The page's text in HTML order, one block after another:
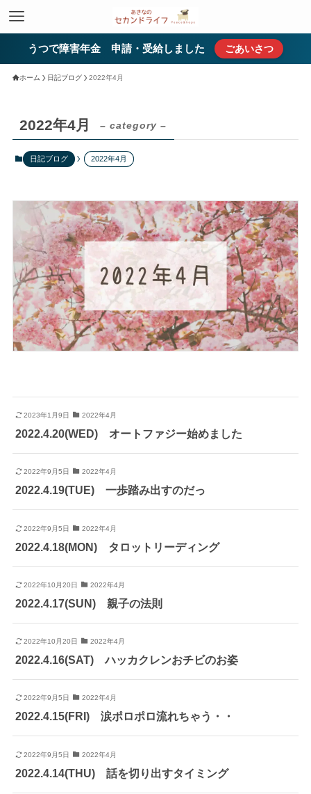
うつで障害年金 申請・受給しました ごあいさつ
ホーム 日記ブログ 2022年4月
2022年4月 – category –
日記ブログ 2022年4月
2023年1月9日 2022年4月
2022.4.20(WED) オートファジー始めました
2022年9月5日 2022年4月
2022.4.19(TUE) 一歩踏み出すのだっ
2022年9月5日 2022年4月
2022.4.18(MON) タロットリーディング
2022年10月20日 2022年4月
2022.4.17(SUN) 親子の法則
2022年10月20日 2022年4月
2022.4.16(SAT) ハッカクレンおチビのお姿
2022年9月5日 2022年4月
2022.4.15(FRI) 涙ポロポロ流れちゃう・・
2022年9月5日 2022年4月
2022.4.14(THU) 話を切り出すタイミング